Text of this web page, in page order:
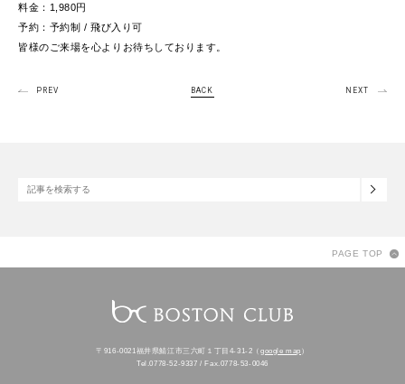
料金：1,980円
予約：予約制 / 飛び入り可
皆様のご来場を心よりお待ちしております。
PREV BACK NEXT
PAGE TOP
〒916-0021福井県鯖江市三六町１丁目4-31-2（google map ）
Tel.0778-52-9337 / Fax.0778-53-0046